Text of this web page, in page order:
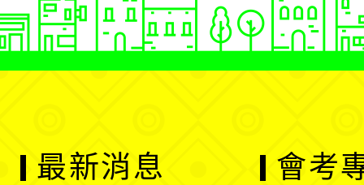
最新消息 會考